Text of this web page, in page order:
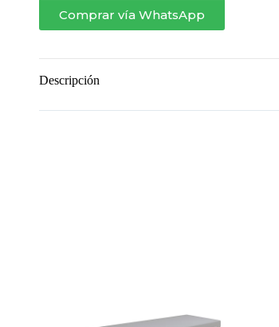
Comprar vía WhatsApp
Descripción